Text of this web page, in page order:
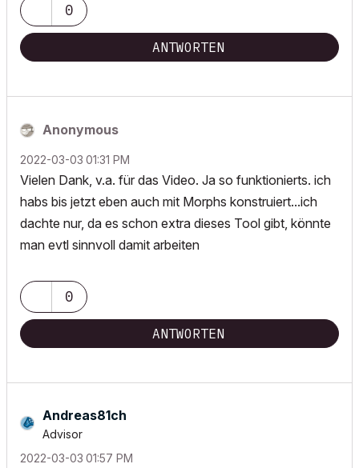
0
ANTWORTEN
Anonymous
‎2022-03-03 01:31 PM
Vielen Dank, v.a. für das Video. Ja so funktionierts. ich
habs bis jetzt eben auch mit Morphs konstruiert...ich
dachte nur, da es schon extra dieses Tool gibt, könnte
man evtl sinnvoll damit arbeiten
0
ANTWORTEN
Andreas81ch
Advisor
‎2022-03-03 01:57 PM